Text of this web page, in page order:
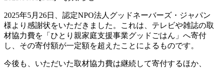
2025年5月26日、認定NPO法人グッドネーバーズ・ジャパン
様より感謝状をいただきました。これは、テレビや雑誌の取
材協力費を「ひとり親家庭支援事業グッドごはん」へ寄付
し、その寄付額が一定額を超えたことによるものです。
今後も、いただいた取材協力費は継続して寄付するほか、